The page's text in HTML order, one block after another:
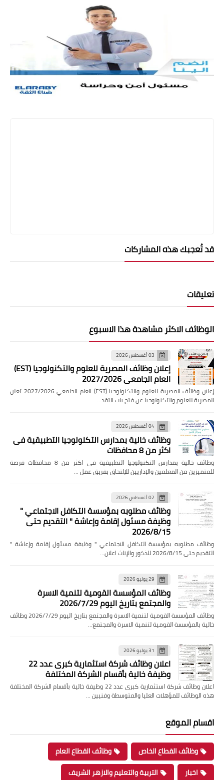
قد تُعجبك هذه المشاركات
تعليقات
الوظائف الاكثر مشاهدة هذا الاسبوع
03 أغسطس 2026
إعلان وظائف المصرية للعلوم والتكنولوجيا (EST)
العام الجامعي 2027/2026
إعلان وظائف المصرية للعلوم والتكنولوجيا (EST) العام الجامعي 2027/2026 تعلن
المصرية للعلوم والتكنولوجيا عن فتح باب التقد…
04 أغسطس 2026
وظائف خالية بمدارس التكنولوجيا التطبيقية فى
اكثر من 8 محافظات
وظائف خالية بمدارس التكنولوجيا التطبيقية فى اكثر من 8 محافظات فرصة
للمتميزين من المعلمين والإداريين للإلتحاق بفريق عمل …
02 أغسطس 2026
وظائف مطلوبه بمؤسسة التكافل الاجتماعي "
وظيفة مسئول إقامة وإعاشة " التقديم حتى
2026/8/15
وظائف مطلوبه بمؤسسة التكافل الاجتماعي " وظيفة مسئول إقامة وإعاشة "
التقديم حتى 2026/8/15 للذكور والإناث اعلان…
29 يوليو 2026
وظائف المؤسسة القومية لتنمية الاسرة
والمجتمع بتاريخ اليوم 2026/7/29
وظائف المؤسسة القومية لتنمية الاسرة والمجتمع بتاريخ اليوم 2026/7/29 وظائف
خالية بالمؤسسة القومية لتنمية الاسرة والمجتمع…
31 يوليو 2026
اعلان وظائف شركة استثمارية كبرى عدد 22
وظيفة خالية بأقسام الشركة المختلفة
اعلان وظائف شركة استثمارية كبرى عدد 22 وظيفة خالية بأقسام الشركة المختلفة
هذه الوظائف للمؤهلات العليا والمتوسطة وفنيين …
اقسام الموقع
وظائف القطاع الخاص
وظائف القطاع العام
اخبار
التربية والتعليم والازهر الشريف